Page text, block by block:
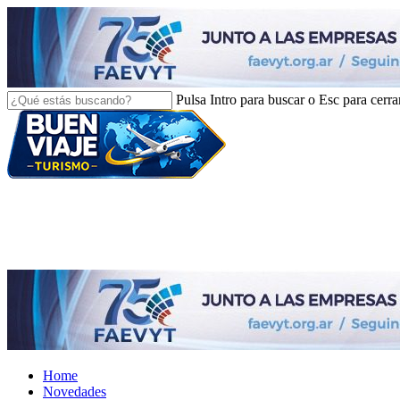
content
Pulsa Intro para buscar o Esc para
Close
Search
search
Menu
Home
Novedades